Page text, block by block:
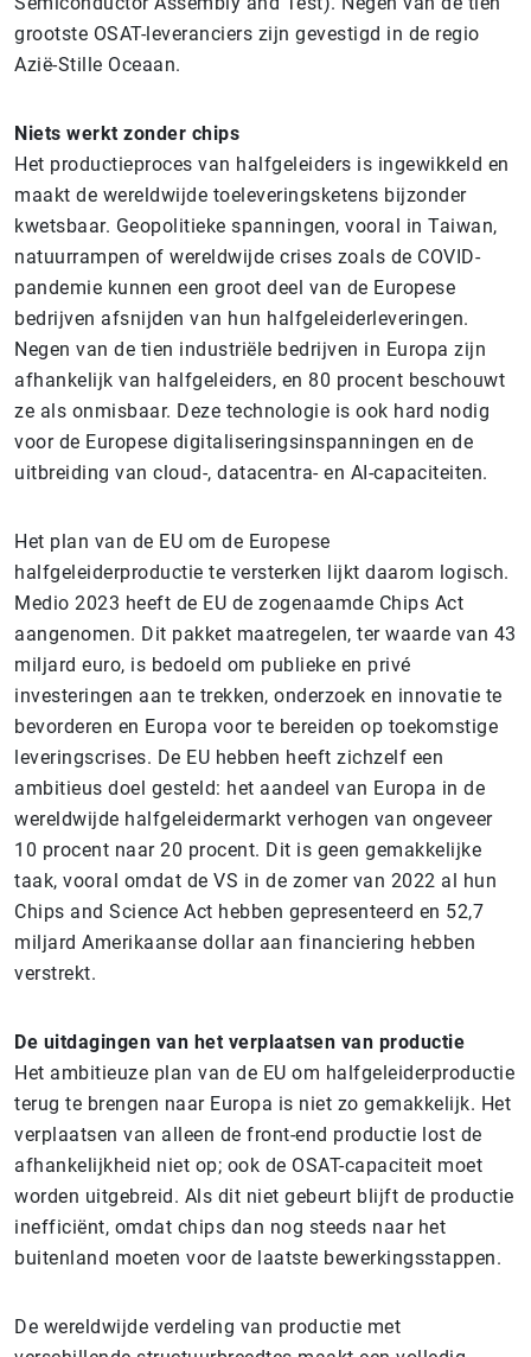
grootste OSAT-leveranciers zijn gevestigd in de regio
Azië-Stille Oceaan.
Niets werkt zonder chips
Het productieproces van halfgeleiders is ingewikkeld en
maakt de wereldwijde toeleveringsketens bijzonder
kwetsbaar. Geopolitieke spanningen, vooral in Taiwan,
natuurrampen of wereldwijde crises zoals de COVID-
pandemie kunnen een groot deel van de Europese
bedrijven afsnijden van hun halfgeleiderleveringen.
Negen van de tien industriële bedrijven in Europa zijn
afhankelijk van halfgeleiders, en 80 procent beschouwt
ze als onmisbaar. Deze technologie is ook hard nodig
voor de Europese digitaliseringsinspanningen en de
uitbreiding van cloud-, datacentra- en AI-capaciteiten.
Het plan van de EU om de Europese
halfgeleiderproductie te versterken lijkt daarom logisch.
Medio 2023 heeft de EU de zogenaamde Chips Act
aangenomen. Dit pakket maatregelen, ter waarde van 43
miljard euro, is bedoeld om publieke en privé
investeringen aan te trekken, onderzoek en innovatie te
bevorderen en Europa voor te bereiden op toekomstige
leveringscrises. De EU hebben heeft zichzelf een
ambitieus doel gesteld: het aandeel van Europa in de
wereldwijde halfgeleidermarkt verhogen van ongeveer
10 procent naar 20 procent. Dit is geen gemakkelijke
taak, vooral omdat de VS in de zomer van 2022 al hun
Chips and Science Act hebben gepresenteerd en 52,7
miljard Amerikaanse dollar aan financiering hebben
verstrekt.
De uitdagingen van het verplaatsen van productie
Het ambitieuze plan van de EU om halfgeleiderproductie
terug te brengen naar Europa is niet zo gemakkelijk. Het
verplaatsen van alleen de front-end productie lost de
afhankelijkheid niet op; ook de OSAT-capaciteit moet
worden uitgebreid. Als dit niet gebeurt blijft de productie
inefficiënt, omdat chips dan nog steeds naar het
buitenland moeten voor de laatste bewerkingsstappen.
De wereldwijde verdeling van productie met